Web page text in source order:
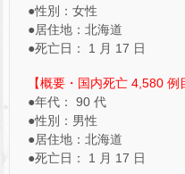
●性別：女性
●居住地：北海道
●死亡日： 1 月 17 日
【概要・国内死亡 4,580 例
●年代： 90 代
●性別：男性
●居住地：北海道
●死亡日： 1 月 17 日